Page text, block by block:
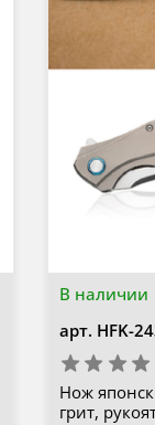
В наличии
арт. HFK-
Нож
грит,